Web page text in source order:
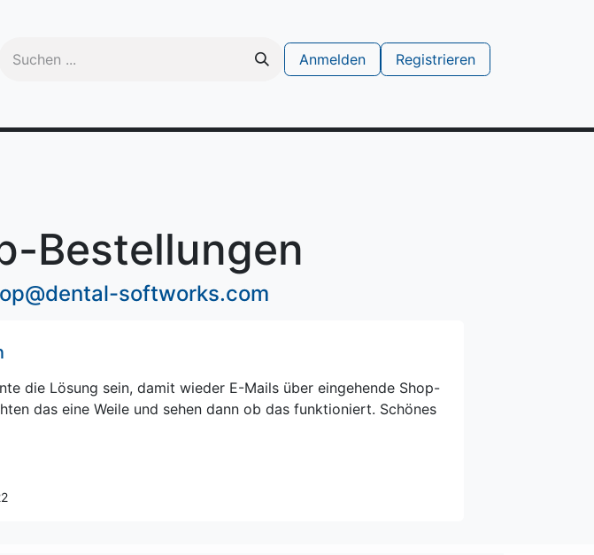
Anmelden Registrieren
Bestellungen
softworks.com
die Lösung sein, damit wieder E-Mails über eingehende Shop-
das eine Weile und sehen dann ob das funktioniert. Schönes